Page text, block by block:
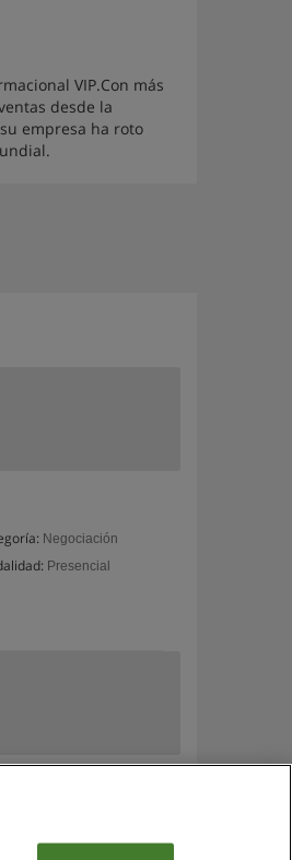
VIP.Con más
desde la
empresa ha roto
Negociación
Presencial